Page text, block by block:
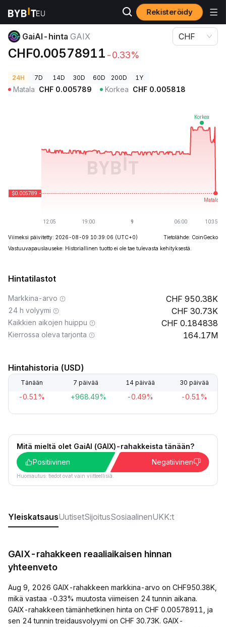
Rekisteröidy
Kryptohinnat
GaiAI-hinta GAIX
CHF0.00578911 -0.33%
CHF
24H 7D 14D 30D 60D 200D 1Y
Matala CHF 0.005789 Korkea CHF 0.005818
Viimeksi päivitetty: 2026-08-09 10:39:06 (UTC+0)
Tietolähde: CoinGecko
Vastuuvapauslauseke: Historiallinen tuotto ei ole tae tulevasta kehityksestä.
Hintatilastot
Markkina-arvo 950.38K
24 h volyymi 30.73K
Kaikkien aikojen huippu 0.184838
Kierrossa oleva tarjonta 164.17M
Hintahistoria (USD)
Tänään 7 päivää 14 päivää 30 päivää
-0.51% +968.49% -0.49% -0.51%
Mitä mieltä olet GaiAI (GAIX)-rahakkeista tänään?
Positiivinen
Negatiivinen
Huomautus: tiedot ovat vain viitteellisiä.
YleiskatsausUutisetSijoitusSosiaalinenUKK:t
GAIX-rahakkeen reaaliaikaisen hinnan
yhteenveto
Aug 9, 2026 GAIX-rahakkeen markkina-arvo on CHF950.38K,
mikä vastaa -0.33% muutosta viimeisen 24 tunnin aikana.
GAIX-rahakkeen tämänhetkinen hinta on CHF 0.00578911, ja
sen 24 tunnin treidausvolyymi on CHF 30.73K. GAIX-